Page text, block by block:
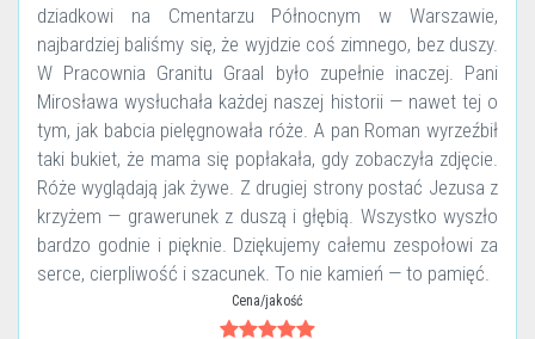
dziadkowi na Cmentarzu Północnym w Warszawie,
najbardziej baliśmy się, że wyjdzie coś zimnego, bez duszy.
W Pracownia Granitu Graal było zupełnie inaczej. Pani
Mirosława wysłuchała każdej naszej historii — nawet tej o
tym, jak babcia pielęgnowała róże. A pan Roman wyrzeźbił
taki bukiet, że mama się popłakała, gdy zobaczyła zdjęcie.
Róże wyglądają jak żywe. Z drugiej strony postać Jezusa z
krzyżem — grawerunek z duszą i głębią. Wszystko wyszło
bardzo godnie i pięknie. Dziękujemy całemu zespołowi za
serce, cierpliwość i szacunek. To nie kamień — to pamięć.
Cena/jakość